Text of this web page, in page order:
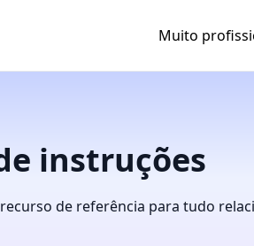
Muito
instruções
de referência para tudo